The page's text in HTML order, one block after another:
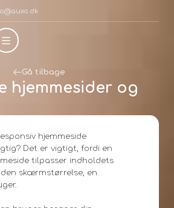
Gå tilbage
hjemmesider og
hjemmeside
Det er vigtigt, fordi en
tilpasser indholdets
skærmstørrelse, en